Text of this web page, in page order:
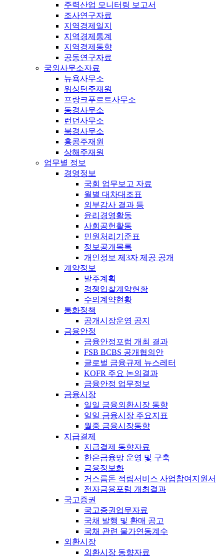
주력산업 모니터링 보고서
조사연구자료
지역경제일지
지역경제통계
지역경제동향
공동연구자료
국외사무소자료
뉴욕사무소
워싱턴주재원
프랑크푸르트사무소
동경사무소
런던사무소
북경사무소
홍콩주재원
상해주재원
업무별 정보
경영정보
국회 업무보고 자료
월별 대차대조표
외부감사 결과 등
윤리경영활동
사회공헌활동
민원처리기준표
정보공개목록
개인정보 제3자 제공 공개
계약정보
발주계획
경쟁입찰계약현황
수의계약현황
통화정책
공개시장운영 공지
금융안정
금융안정포럼 개최 결과
FSB BCBS 공개협의안
글로벌 금융규제 뉴스레터
KOFR 주요 논의결과
금융안정 업무정보
금융시장
일일 금융외환시장 동향
일일 금융시장 주요지표
월중 금융시장동향
지급결제
지급결제 동향자료
한은금융망 운영 및 구축
금융정보화
거스름돈 적립서비스 사업참여지원서
전자금융포럼 개최결과
국고증권
국고증권업무자료
국채 발행 및 환매 공고
국채 관련 물가연동계수
외환시장
외환시장 동향자료